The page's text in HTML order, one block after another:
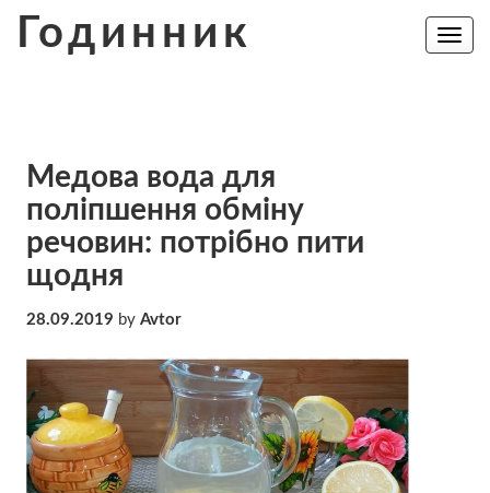
Годинник
Toggle
Медова вода для
поліпшення обміну
речовин: потрібно пити
щодня
28.09.2019 by Avtor